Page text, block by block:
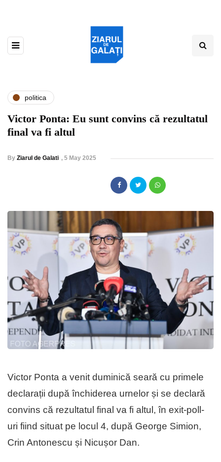
politica
Victor Ponta: Eu sunt convins că rezultatul
final va fi altul
By Ziarul de Galati , 5 May 2025
Victor Ponta a venit duminică seară cu primele
declarații după închiderea urnelor și se declară
convins că rezultatul final va fi altul, în exit-poll-
uri fiind situat pe locul 4, după George Simion,
Crin Antonescu și Nicușor Dan.